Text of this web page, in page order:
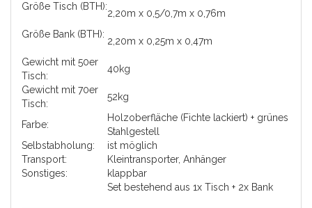
Größe Tisch (BTH):
2,20m x 0,5/0,7m x 0,76m
Größe Bank (BTH):
2,20m x 0,25m x 0,47m
Gewicht mit 50er
Tisch:
40kg
Gewicht mit 70er
Tisch:
52kg
Farbe:
Holzoberfläche (Fichte lackiert) + grünes
Stahlgestell
Selbstabholung:
ist möglich
Transport:
Kleintransporter, Anhänger
Sonstiges:
klappbar
Set bestehend aus 1x Tisch + 2x Bank